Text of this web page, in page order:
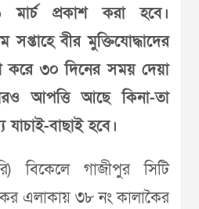
মার্চ প্রকাশ করা হবে।
সপ্তাহে বীর মুক্তিযোদ্ধাদের
করে ৩০ দিনের সময় দেয়া
আপত্তি আছে কিনা-তা
যাচাই-বাছাই হবে।
বিকেলে গাজীপুর সিটি
এলাকায় ৩৮ নং কালাকৈর